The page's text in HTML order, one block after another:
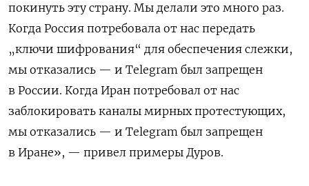
покинуть эту страну. Мы делали это много раз.
Когда Россия потребовала от нас передать
„ключи шифрования“ для обеспечения слежки,
мы отказались — и Telegram был запрещен
в России. Когда Иран потребовал от нас
заблокировать каналы мирных протестующих,
мы отказались — и Telegram был запрещен
в Иране», — привел примеры Дуров.